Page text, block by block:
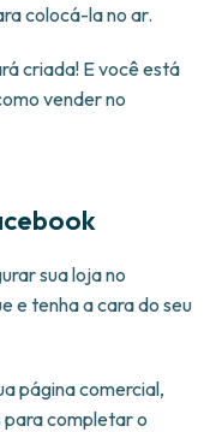
colocá-la no ar.
criada! E você está
vender no
sua loja no
e tenha a cara do seu
página comercial,
para completar o